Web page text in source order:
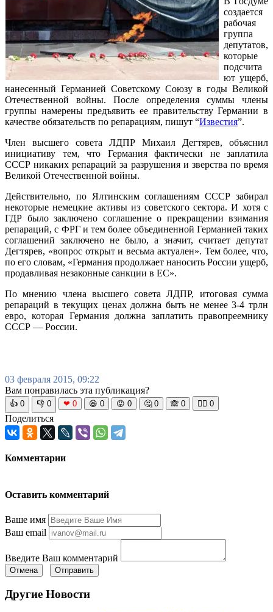
создается
рабочая
группа
депутатов,
которые
подсчита
ют ущерб,
нанесенный Германией Советскому Союзу в годы Великой
Отечественной войны. После определения суммы члены
группы намерены предъявить ее правительству Германии в
качестве обязательств по репарациям, пишут “Известия”.
Член высшего совета ЛДПР Михаил Дегтярев, объяснил
инициативу тем, что Германия фактически не заплатила
СССР никаких репараций за разрушения и зверства по время
Великой Отечественной войны.
Действительно, по Ялтинским соглашениям СССР забирал
некоторые немецкие активы из советского сектора. И хотя с
ГДР было заключено соглашение о прекращении взимания
репараций, с ФРГ и тем более объединенной Германией таких
соглашений заключено не было, а значит, считает депутат
Дегтярев, «вопрос открыт и весьма актуален». Тем более, что,
по его словам, «Германия продолжает наносить России ущерб,
продавливая незаконные санкции в ЕС».
По мнению члена высшего совета ЛДПР, итоговая сумма
репараций в текущих ценах должна быть не менее 3-4 трлн
евро, которая Германия должна заплатить правопреемнику
СССР — России.
03 февраля 2015, 09:22
Вам понравилась эта публикация?
👍 0 👎 0 ❤ 0 😆 0 😡 0 🤔 0 🙈 0 🧘‍♀️ 0
Поделиться
Комментарии
Оставить комментарий
Ваше имя
Ваш email
Введите Ваш комментарий
Отмена Отправить
Другие Новости